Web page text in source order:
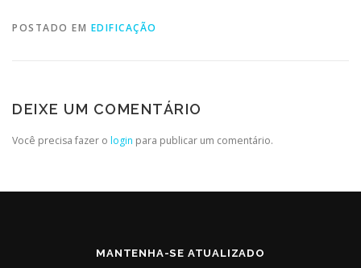
POSTADO EM EDIFICAÇÃO
DEIXE UM COMENTÁRIO
Você precisa fazer o login para publicar um comentário.
MANTENHA-SE ATUALIZADO